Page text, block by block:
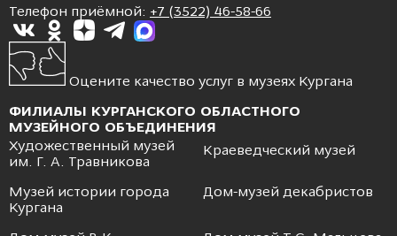
Телефон приёмной: +7 (3522) 46-58-66
Оцените качество услуг в музеях Кургана
ФИЛИАЛЫ КУРГАНСКОГО ОБЛАСТНОГО
МУЗЕЙНОГО ОБЪЕДИНЕНИЯ
Художественный музей
им. Г. А. Травникова
Краеведческий музей
Музей истории города
Кургана
Дом-музей декабристов